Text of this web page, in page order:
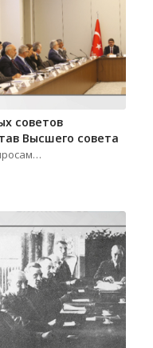
советов
Высшего совета